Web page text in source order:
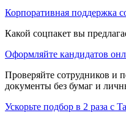
Корпоративная поддержка
Какой соцпакет вы
Оформляйте кандидатов
Проверяйте сотрудников и
документы без бумаг и
Ускорьте подбор в 2 раза с